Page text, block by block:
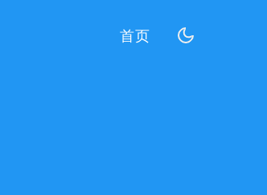
首页(current)